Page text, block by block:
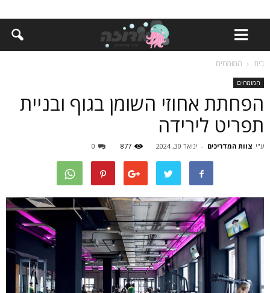
בית המומחים
המומחים
הפחתת אחוזי השומן בגוף ובניית
תפריט לירידה
ע"י צוות המדריכים - ינואר 30, 2024 877
0